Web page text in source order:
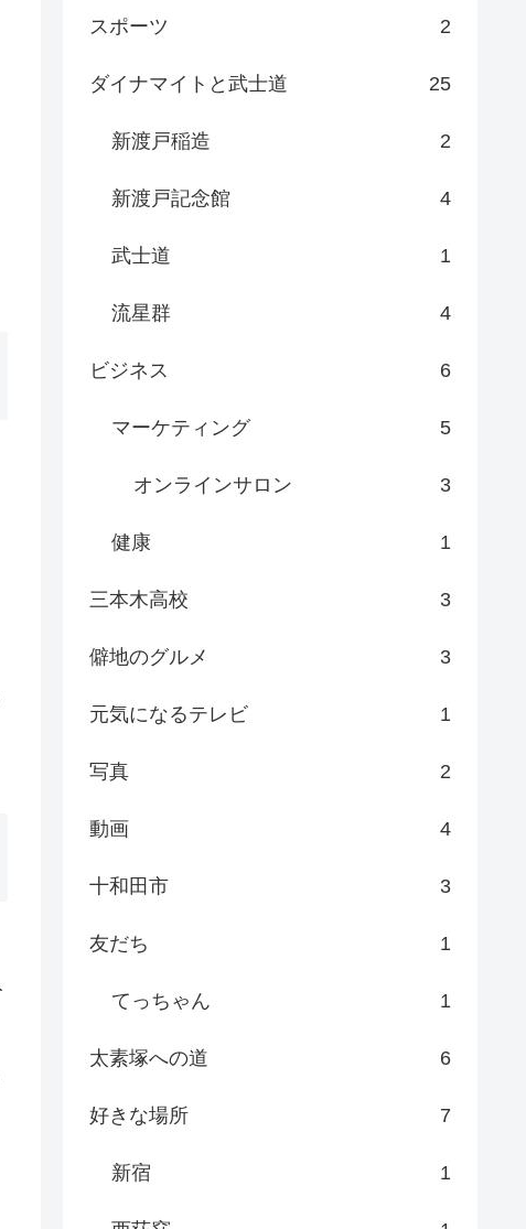
スポーツ 2
ダイナマイトと武士道 25
新渡戸稲造 2
新渡戸記念館 4
武士道 1
流星群 4
ビジネス 6
マーケティング 5
オンラインサロン 3
健康 1
三本木高校 3
僻地のグルメ 3
元気になるテレビ 1
写真 2
動画 4
十和田市 3
友だち 1
てっちゃん 1
太素塚への道 6
好きな場所 7
新宿 1